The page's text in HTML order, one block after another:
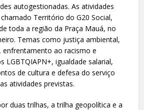
autogestionadas. As atividades
Território do G20 Social,
toda a região da Praça Mauá, no
Temas como justiça ambiental,
enfrentamento ao racismo e
LGBTQIAPN+, igualdade salarial,
de cultura e defesa do serviço
atividades previstas.
duas trilhas, a trilha geopolítica e a